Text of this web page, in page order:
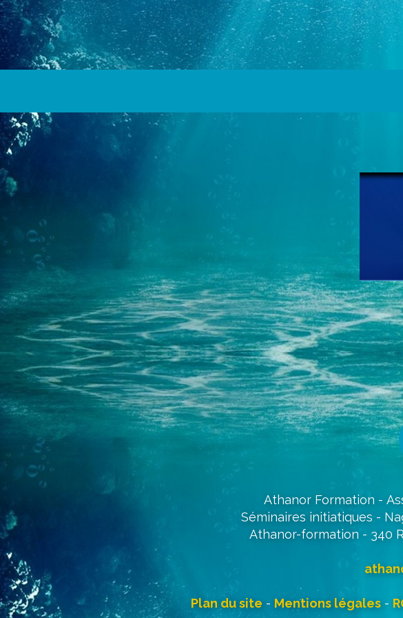
Athanor Formation -
Séminaires initiatiques -
Athanor-formation - 340
Plan du site - Mentions légales-